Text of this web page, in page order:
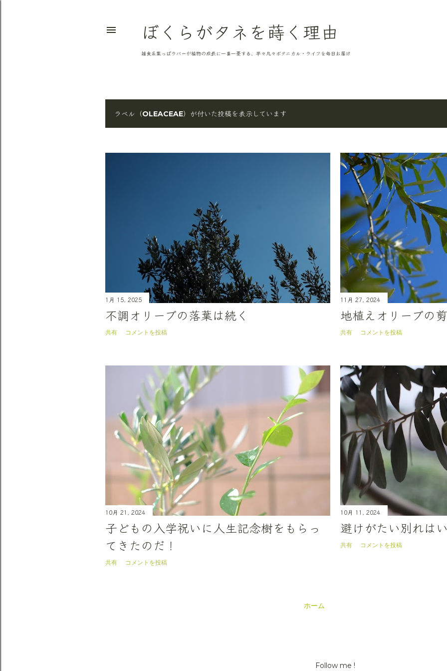
ぼくらがタネを蒔く理由
雑食系葉っぱラバーが植物の成長に一喜一憂する、平々凡々ボタニカル・ライフを毎日お届け
投ラベル（OLEACEAE）が付いた投稿を表示しています
1月 15, 2025
不調オリーブの落葉は続く
共有 コメントを投稿
11月 27, 2024
地植えオリーブの
共有 コメントを投稿
10月 21, 2024
子どもの入学祝いに人生記念樹をもらっ
てきたのだ！
共有 コメントを投稿
10月 11, 2024
避けがたい別れは
共有 コメントを投稿
ホーム
Follow me !